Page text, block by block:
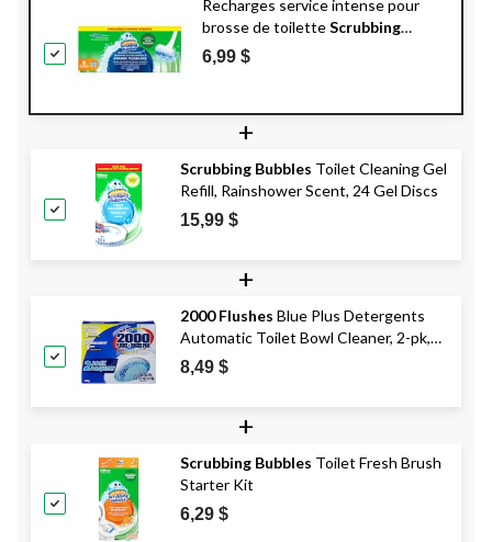
Recharges service intense pour
brosse de toiletteScrubbing
Bubbles
6,99 $
+
Scrubbing Bubbles Toilet Cleaning Gel
Refill, Rainshower Scent, 24 Gel Discs
15,99 $
+
2000 Flushes Blue Plus Detergents
Automatic Toilet Bowl Cleaner, 2-pk,
200-g
8,49 $
+
Scrubbing Bubbles Toilet Fresh Brush
Starter Kit
6,29 $